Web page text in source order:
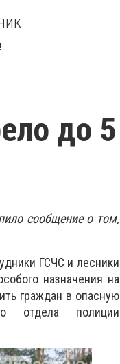
до 5
сообщение о том,
ГСЧС и лесники
назначения на
граждан в опасную
отдела полиции